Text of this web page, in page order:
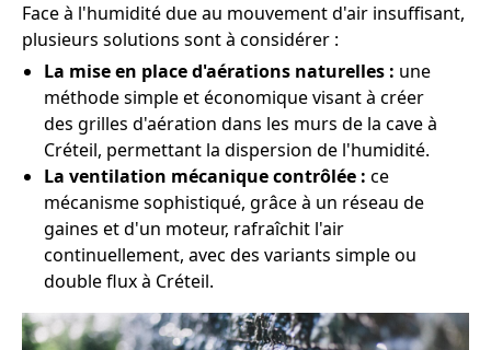
Face à l'humidité due au mouvement d'air insuffisant,
plusieurs solutions sont à considérer :
La mise en place d'aérations naturelles : une
méthode simple et économique visant à créer
des grilles d'aération dans les murs de la cave à
Créteil, permettant la dispersion de l'humidité.
La ventilation mécanique contrôlée : ce
mécanisme sophistiqué, grâce à un réseau de
gaines et d'un moteur, rafraîchit l'air
continuellement, avec des variants simple ou
double flux à Créteil.